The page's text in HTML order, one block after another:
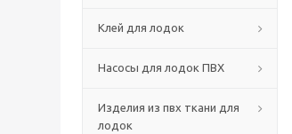
Клей для лодок
Насосы для лодок ПВХ
Изделия из пвх ткани для
лодок